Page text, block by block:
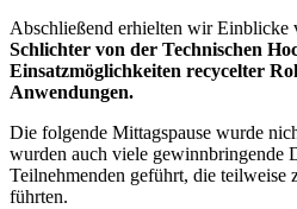
Abschließend erhielten wir Einblicke
Schlichter von der Technischen
Einsatzmöglichkeiten recycelter
Anwendungen.
Die folgende Mittagspause wurde
wurden auch viele gewinnbringende
Teilnehmenden geführt, die teilweise
führten.